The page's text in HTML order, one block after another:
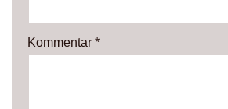
Kommentar *